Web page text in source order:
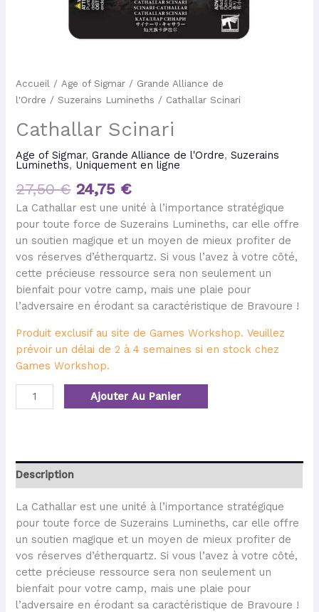
Accueil /Age of Sigmar / Grande Alliance de
l'Ordre /Suzerains Lumineths / Cathallar Scinari
Cathallar Scinari
Age of Sigmar,Grande Alliance de l'Ordre,Suzerains
Lumineths, Uniquement en ligne
27,50€ 24,75 €
La Cathallar est une unité à l’importance stratégique
pour toute force de Suzerains Lumineths, car elle offre
un soutien magique et un moyen de mieux profiter de
vos réserves d’étherquartz. Si vous l’avez à votre côté,
cette précieuse ressource sera non seulement un
bienfait pour votre camp, mais une plaie pour
l’adversaire en érodant sa caractéristique de Bravoure !
Produit exclusif au site de Games Workshop. Veuillez
prévoir un délai de 2 à 4 semaines si en stock chez
Games Workshop.
Ajouter Au Panier
Description
La Cathallar est une unité à l’importance stratégique
pour toute force de Suzerains Lumineths, car elle offre
un soutien magique et un moyen de mieux profiter de
vos réserves d’étherquartz. Si vous l’avez à votre côté,
cette précieuse ressource sera non seulement un
bienfait pour votre camp, mais une plaie pour
l’adversaire en érodant sa caractéristique de Bravoure !